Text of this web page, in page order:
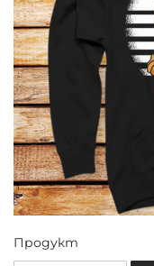
Продукт